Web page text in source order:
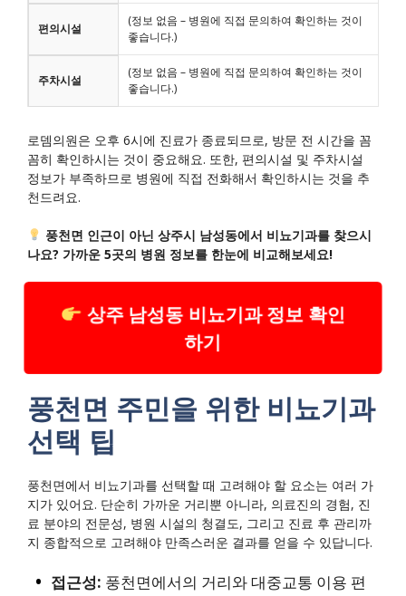
편의시설
(정보 없음 – 병원에 직접 문의하여 확인하는 것이
좋습니다.)
주차시설
(정보 없음 – 병원에 직접 문의하여 확인하는 것이
좋습니다.)
로뎀의원은 오후 6시에 진료가 종료되므로, 방문 전 시간을 꼼
꼼히 확인하시는 것이 중요해요. 또한, 편의시설 및 주차시설
정보가 부족하므로 병원에 직접 전화해서 확인하시는 것을 추
천드려요.
풍천면 인근이 아닌 상주시 남성동에서 비뇨기과를 찾으시
나요? 가까운 5곳의 병원 정보를 한눈에 비교해보세요!
상주 남성동 비뇨기과 정보 확인
하기
풍천면 주민을 위한 비뇨기과
선택 팁
풍천면에서 비뇨기과를 선택할 때 고려해야 할 요소는 여러 가
지가 있어요. 단순히 가까운 거리뿐 아니라, 의료진의 경험, 진
료 분야의 전문성, 병원 시설의 청결도, 그리고 진료 후 관리까
지 종합적으로 고려해야 만족스러운 결과를 얻을 수 있답니다.
접근성: 풍천면에서의 거리와 대중교통 이용 편